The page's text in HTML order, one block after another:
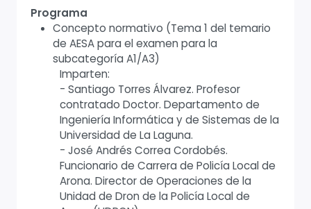
Programa
Concepto normativo (Tema 1 del temario
de AESA para el examen para la
subcategoría A1/A3)
Imparten:
- Santiago Torres Álvarez. Profesor
contratado Doctor. Departamento de
Ingeniería Informática y de Sistemas de la
Universidad de La Laguna.
- José Andrés Correa Cordobés.
Funcionario de Carrera de Policía Local de
Arona. Director de Operaciones de la
Unidad de Dron de la Policía Local de